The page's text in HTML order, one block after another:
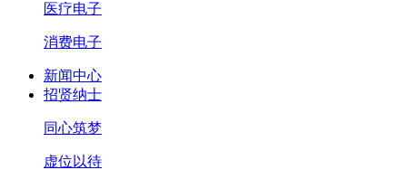
医疗电子
消费电子
新闻中心
招贤纳士
同心筑梦
虚位以待